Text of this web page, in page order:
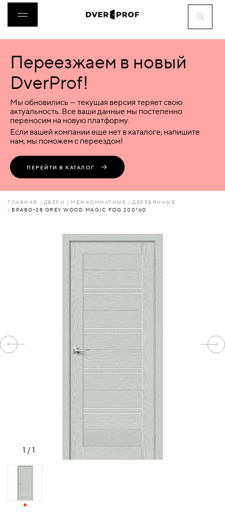
ДВЕРИ
ФУРНИТУРА
ВОРОТА
ПЕРЕГОРОДКИ
КОМПЛЕКТУЮЩИЕ
СТАТЬИ
Переезжаем в новый
DverProf!
Мы обновились — текущая версия теряет свою
актуальность. Все ваши данные мы постепенно
переносим на новую платформу.
Если вашей компании еще нет в каталоге, напишите
нам, мы поможем с переездом!
ПЕРЕЙТИ В КАТАЛОГ
ГЛАВНАЯ ДВЕРИ МЕЖКОМНАТНЫЕ
ДЕРЕВЯННЫЕ
БРАВО-28 GREY WOOD MAGIC FOG 200*60
1 /1